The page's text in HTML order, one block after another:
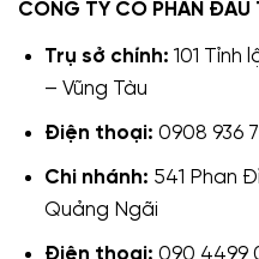
CÔNG TY CỔ PHẦN ĐẦU
Trụ sở chính: 101 Tỉnh
– Vũng Tàu
Điện thoại: 0908 936
Chi nhánh: 541 Phan
Quảng Ngãi
Điện thoại: 090 4499